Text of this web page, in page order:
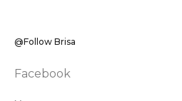
@Follow Brisa
Facebook